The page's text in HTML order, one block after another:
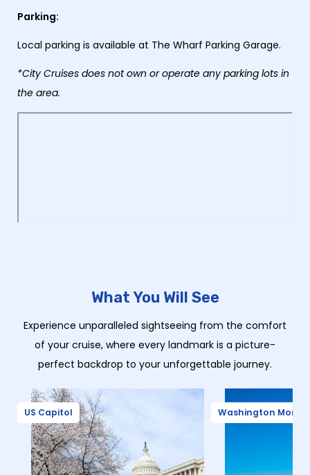
Parking:
Local parking is available at The Wharf Parking Garage.
*City Cruises does not own or operate any parking lots in
the area.
What You Will See
Experience unparalleled sightseeing from the comfort
of your cruise, where every landmark is a picture-
perfect backdrop to your unforgettable journey.
US Capitol Washington